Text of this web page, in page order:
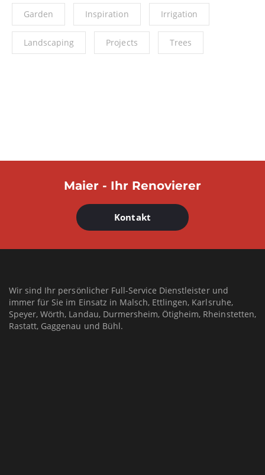
Garden Inspiration Irrigation
Landscaping Projects Trees
Maier - Ihr Renovierer
Kontakt
Wir sind Ihr persönlicher Full-Service Dienstleister und
immer für Sie im Einsatz in Malsch, Ettlingen, Karlsruhe,
Speyer, Wörth, Landau, Durmersheim, Ötigheim, Rheinstetten,
Rastatt, Gaggenau und Bühl.